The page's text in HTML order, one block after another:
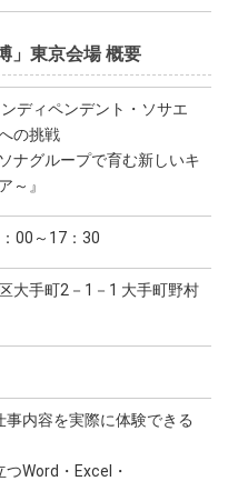
」東京会場 概要
ディペンデント・ソサエ
の挑戦
ナグループで育む新しいキ
～』
00～17：30
大手町2－1－1 大手町野村
内容を実際に体験できる
Word・Excel・